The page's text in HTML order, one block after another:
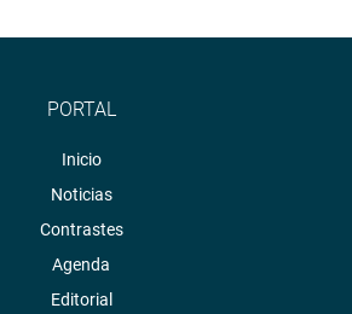
PORTAL
Inicio
Noticias
Contrastes
Agenda
Editorial